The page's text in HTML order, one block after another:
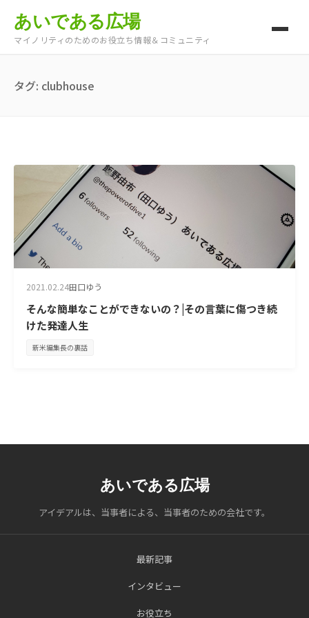
あいである広場
マイノリティのためのお役立ち情報＆コミュニティ
タグ: clubhouse
2021.02.24田口ゆう
そんな簡単なことができないの？|その言葉に傷つき続
けた発達人生
新米編集長の裏話
あいである広場
アイデアルは、当事者による、当事者のための会社です。
最新記事
インタビュー
お役立ち